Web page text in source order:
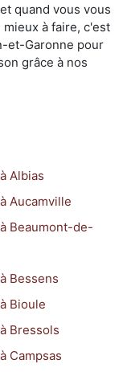
quand vous vous
à faire, c'est
et-Garonne pour
grâce à nos
Albias
Aucamville
Beaumont-de-
Bessens
Bioule
Bressols
Campsas